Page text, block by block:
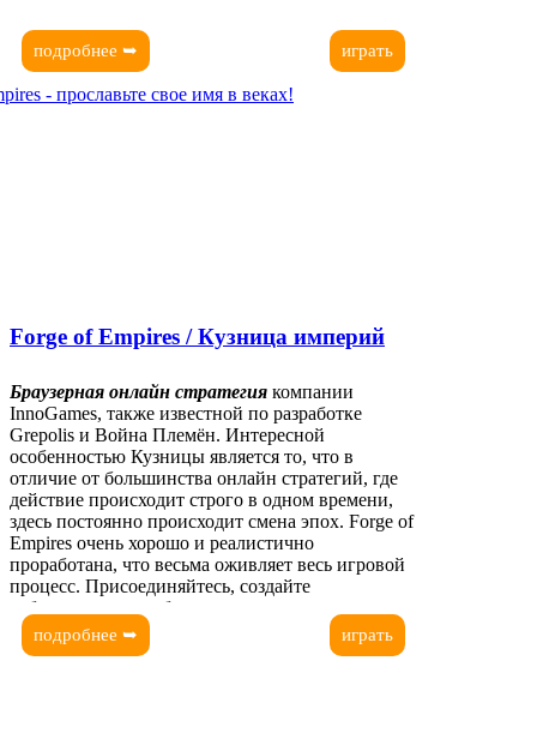
играть
подробнее ➥
Forge of Empires / Кузница империй
Браузерная онлайн стратегия компании
InnoGames, также известной по разработке
Grepolis и Война Племён. Интересной
особенностью Кузницы является то, что в
отличие от большинства онлайн стратегий, где
действие происходит строго в одном времени,
здесь постоянно происходит смена эпох. Forge of
Empires очень хорошо и реалистично
проработана, что весьма оживляет весь игровой
процесс. Присоединяйтесь, создайте
собственную непобедимую империю.
Прославьте свое имя в веках!
играть
подробнее ➥